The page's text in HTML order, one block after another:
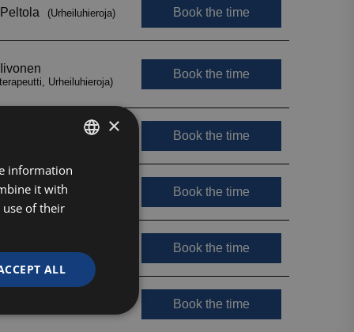
FINNISH
ENGLISH
×
information
it with
of their
ALL
Unclassified